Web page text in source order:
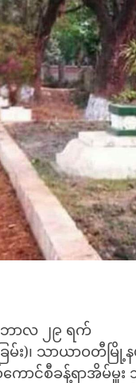
ဘာလ ၂၉ ရက်
မ်း)၊ သာယာဝတီမြို့
စ်ကောင်စီခန့်ရာအိမ်